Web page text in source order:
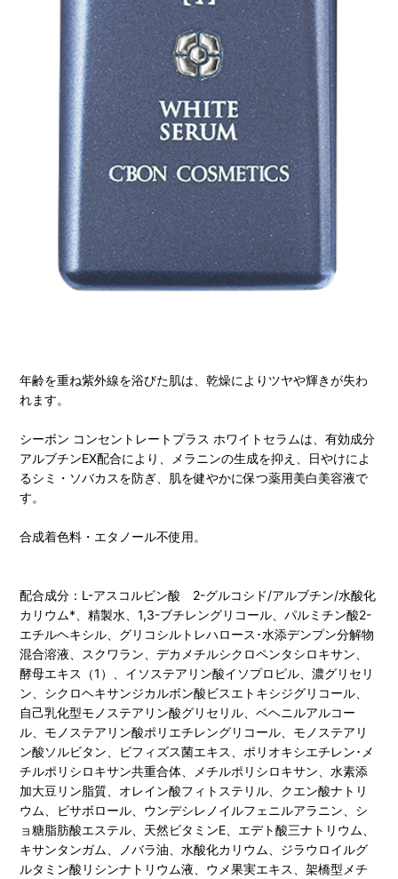
年齢を重ね紫外線を浴びた肌は、乾燥によりツヤや輝きが失わ
れます。
シーボン コンセントレートプラス ホワイトセラムは、有効成分
アルブチンEX配合により、メラニンの生成を抑え、日やけによ
るシミ・ソバカスを防ぎ、肌を健やかに保つ薬用美白美容液で
す。
合成着色料・エタノール不使用。
配合成分：L-アスコルビン酸 2-グルコシド/アルブチン/水酸化
カリウム*、精製水、1,3-ブチレングリコール、パルミチン酸2-
エチルヘキシル、グリコシルトレハロース･水添デンプン分解物
混合溶液、スクワラン、デカメチルシクロペンタシロキサン、
酵母エキス（1）、イソステアリン酸イソプロピル、濃グリセリ
ン、シクロヘキサンジカルボン酸ビスエトキシジグリコール、
自己乳化型モノステアリン酸グリセリル、ベヘニルアルコー
ル、モノステアリン酸ポリエチレングリコール、モノステアリ
ン酸ソルビタン、ビフィズス菌エキス、ポリオキシエチレン･メ
チルポリシロキサン共重合体、メチルポリシロキサン、水素添
加大豆リン脂質、オレイン酸フィトステリル、クエン酸ナトリ
ウム、ビサボロール、ウンデシレノイルフェニルアラニン、シ
ョ糖脂肪酸エステル、天然ビタミンE、エデト酸三ナトリウム、
キサンタンガム、ノバラ油、水酸化カリウム、ジラウロイルグ
ルタミン酸リシンナトリウム液、ウメ果実エキス、架橋型メチ